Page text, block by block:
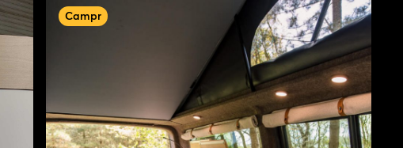
Campr